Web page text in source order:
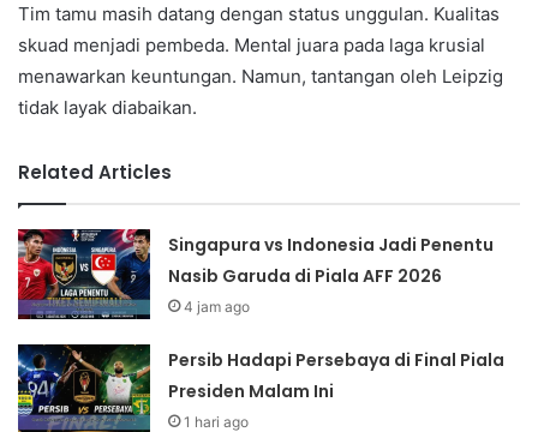
Tim tamu masih datang dengan status unggulan. Kualitas
skuad menjadi pembeda. Mental juara pada laga krusial
menawarkan keuntungan. Namun, tantangan oleh Leipzig
tidak layak diabaikan.
Related Articles
Singapura vs Indonesia Jadi Penentu
Nasib Garuda di Piala AFF 2026
4 jam ago
Persib Hadapi Persebaya di Final Piala
Presiden Malam Ini
1 hari ago